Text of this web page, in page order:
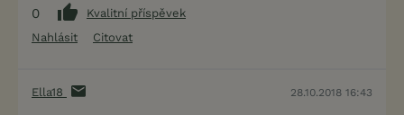
0
Kvalitní příspěvek
Nahlásit
Citovat
Ella18 28.10.2018 16:43